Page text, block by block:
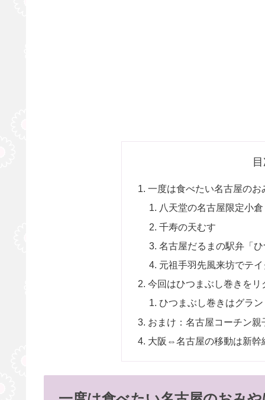
一度は食べたい名古屋の
八天堂の名古屋限定小
千寿の天むす
名古屋だるまの駅弁「
元祖手羽先風来坊でテ
今回はひつまぶし巻きをリ
ひつまぶし巻きはグラ
おまけ：名古屋コーチン
大阪⇔名古屋の移動は新幹